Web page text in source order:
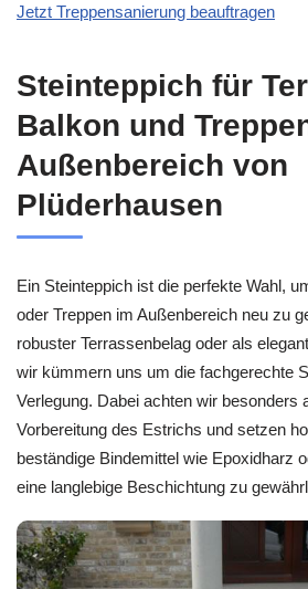
Jetzt Treppensanierung beauftragen
Steinteppich für
Balkon und
Außenbereich von
Plüderhausen
Ein Steinteppich ist die perfekte Wahl,
oder Treppen im Außenbereich neu zu
robuster Terrassenbelag oder als
wir kümmern uns um die fachgerechte
Verlegung. Dabei achten wir besonders
Vorbereitung des Estrichs und setzen
beständige Bindemittel wie Epoxidharz
eine langlebige Beschichtung zu